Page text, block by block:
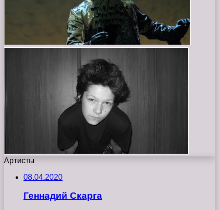
Артисты
08.04.2020
Геннадий Скарга